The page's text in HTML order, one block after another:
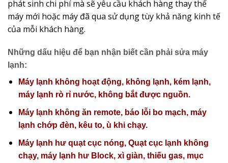
phát sinh chi phí mà sẽ yêu cầu khách hàng thay thế
máy mới hoặc máy đã qua sử dụng tùy khả năng kinh tế
của mỗi khách hàng.
Những dấu hiệu để bạn nhận biết cần phải sửa máy
lạnh:
Máy lạnh không hoạt động, không lạnh, kém lạnh,
máy lạnh rò rỉ nước, không bắt được nguồn.
Máy lạnh không ăn remote, báo lỗi bo mạch, máy
lạnh chớp đèn, kêu to, ù khi chạy.
Máy lạnh hư quạt cục nóng, Quạt cục lạnh không
chạy, máy lạnh hư Block, xì giàn, thiếu gas, mục